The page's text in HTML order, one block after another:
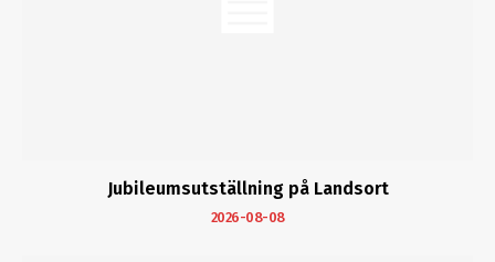
Jubileumsutställning på Landsort
2026-08-08